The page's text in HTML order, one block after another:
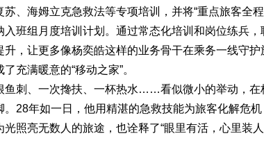
苏、海姆立克急救法等专项培训，并将“重点旅客全
入班组月度培训计划。通过常态化培训和岗位练兵
升，让更多像杨奕皓这样的业务骨干在乘务一线守护
充满暖意的“移动之家”。
、一次搀扶、一杯热水……看似微小的举动，在
。28年如一日，他用精湛的急救技能为旅客化解危机
光照亮无数人的旅途，也诠释了“眼里有活，心里装